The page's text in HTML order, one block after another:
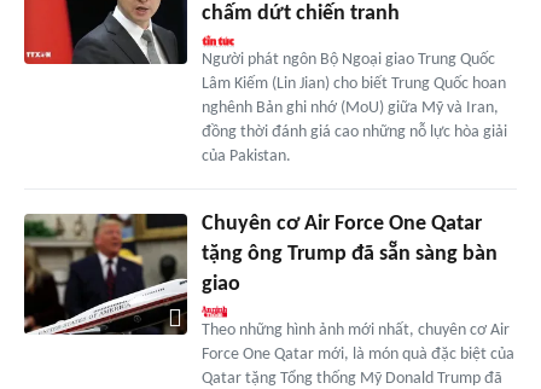
chấm dứt chiến tranh
Người phát ngôn Bộ Ngoại giao Trung Quốc
Lâm Kiếm (Lin Jian) cho biết Trung Quốc hoan
nghênh Bản ghi nhớ (MoU) giữa Mỹ và Iran,
đồng thời đánh giá cao những nỗ lực hòa giải
của Pakistan.
Chuyên cơ Air Force One Qatar
tặng ông Trump đã sẵn sàng bàn
giao
Theo những hình ảnh mới nhất, chuyên cơ Air
Force One Qatar mới, là món quà đặc biệt của
Qatar tặng Tổng thống Mỹ Donald Trump đã